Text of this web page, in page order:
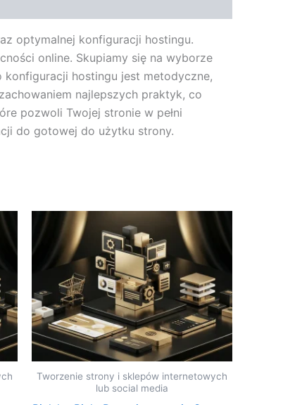
optymalnej konfiguracji hostingu.
online. Skupiamy się na wyborze
hostingu jest metodyczne,
najlepszych praktyk, co
pozwoli Twojej stronie w pełni
do gotowej do użytku strony.
Tworzenie strony i sklepów internetowych
lub social media